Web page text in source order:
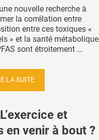
une nouvelle recherche à
la corrélation entre
entre ces toxiques «
» et la santé métabolique
sont étroitement ...
LA SUITE
et
en venir à bout ?